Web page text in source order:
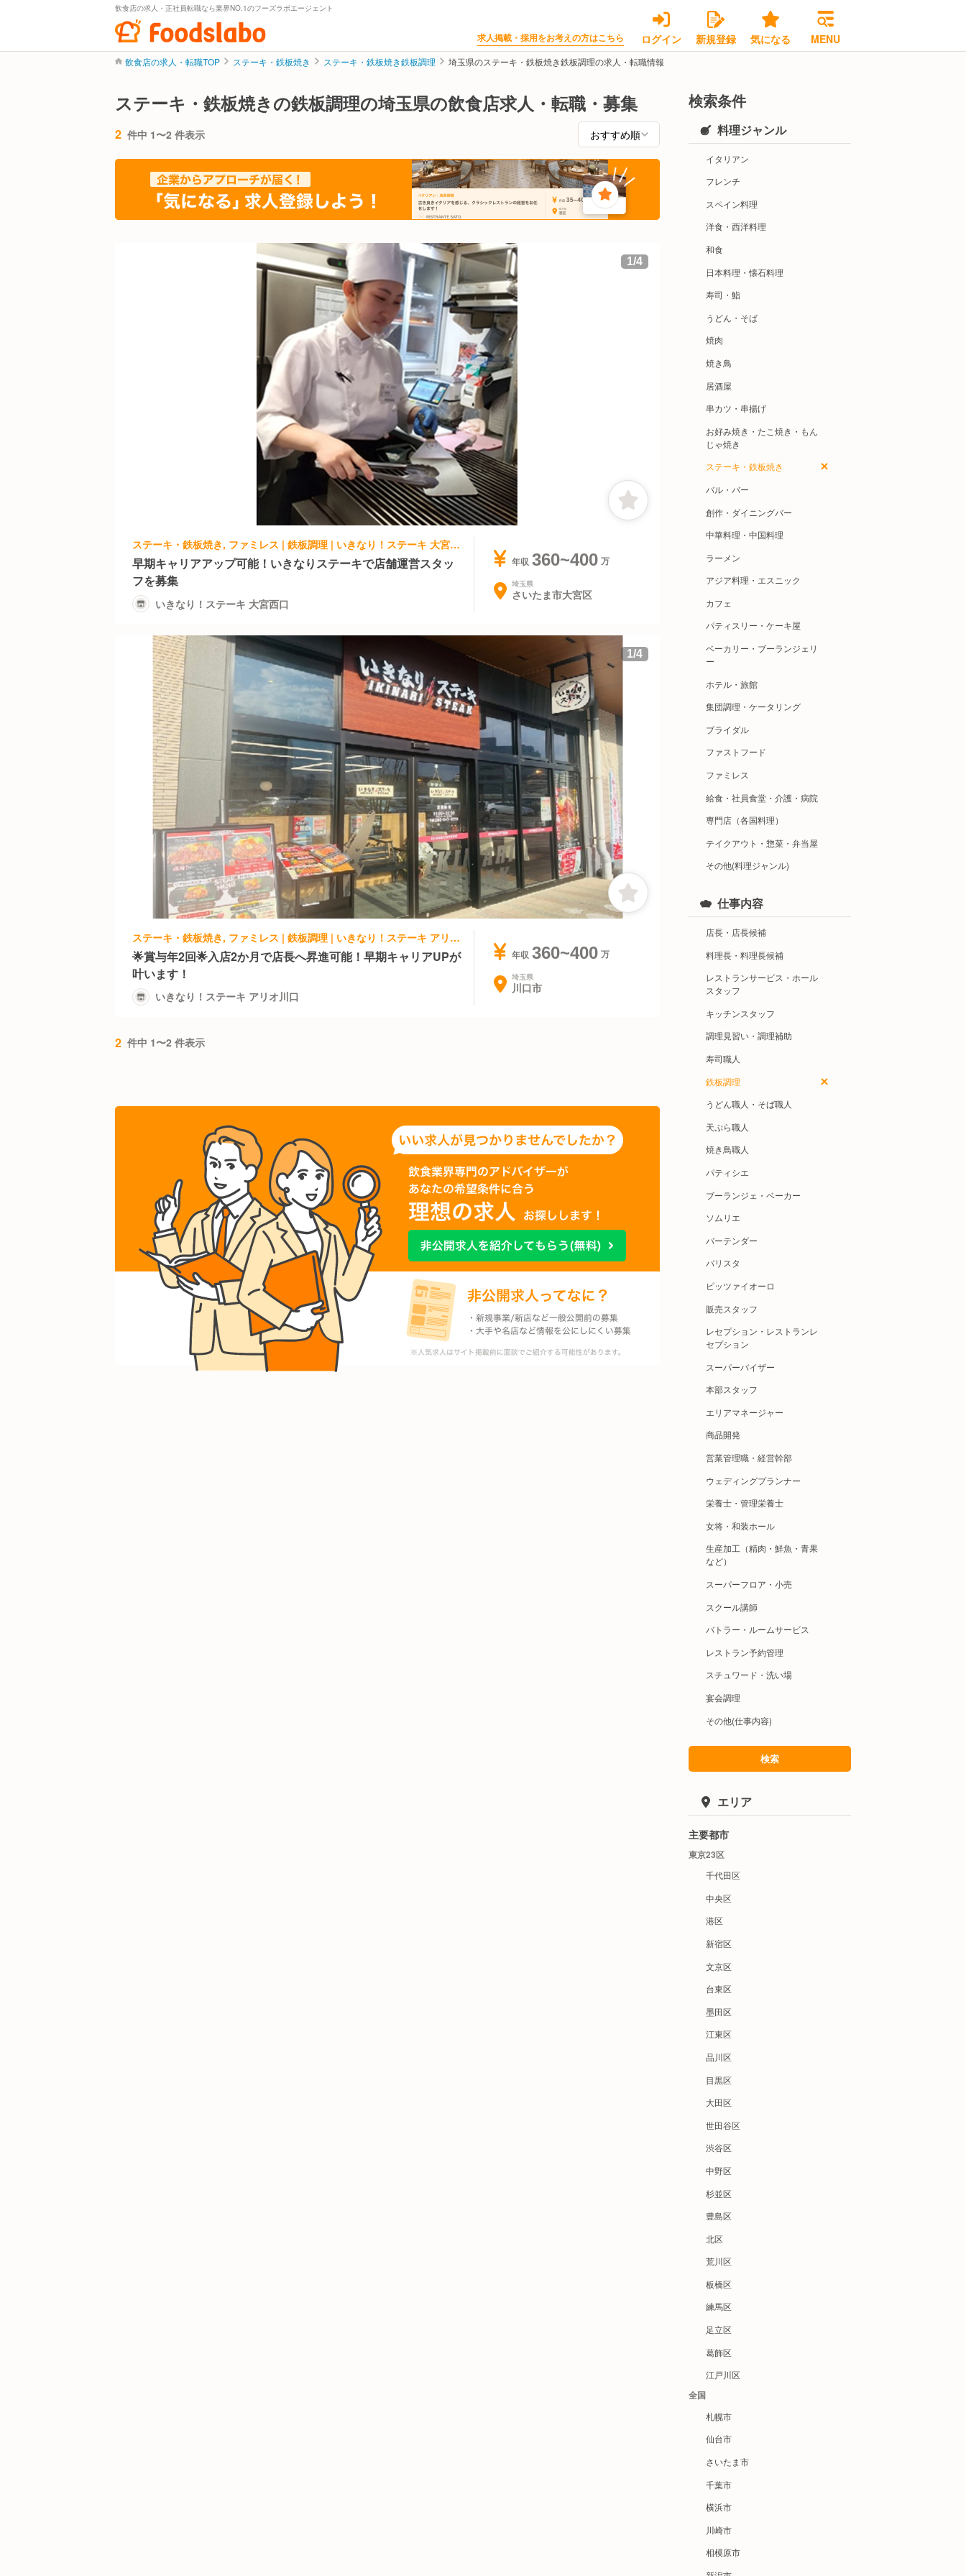
飲食店の求人・正社員転職なら業界NO.1のフーズラボエージェント
求人掲載・採用をお考えの方はこちら ログイン 新規登録 気になる MENU
飲食店の求人・転職TOP ステーキ・鉄板焼き ステーキ・鉄板焼き鉄板調理 埼玉県のステーキ・鉄板焼き鉄板調理の求人・転職情報
ステーキ・鉄板焼きの鉄板調理の埼玉県の飲食店求人・転職・募集
2 件中 1〜2 件表示
1/4
ステーキ・鉄板焼き, ファミレス | 鉄板調理 | いきなり！ステーキ 大宮西口
早期キャリアアップ可能！いきなりステーキで店舗運営スタッ
フを募集
いきなり！ステーキ 大宮西口
年収 360~400
埼玉県
さいたま市大宮区
1/4
ステーキ・鉄板焼き, ファミレス | 鉄板調理 | いきなり！ステーキ アリオ川口
🌟賞与年2回🌟入店2か月で店長へ昇進可能！早期キャリアUPが
叶います！
いきなり！ステーキ アリオ川口
年収 360~400
埼玉県
川口市
2 件中 1〜2 件表示
検索条件
料理ジャンル
イタリアン
フレンチ
スペイン料理
洋食・西洋料理
和食
日本料理・懐石料理
寿司・鮨
うどん・そば
焼肉
焼き鳥
居酒屋
串カツ・串揚げ
お好み焼き・たこ焼き・もん
じゃ焼き
ステーキ・鉄板焼き
バル・バー
創作・ダイニングバー
中華料理・中国料理
ラーメン
アジア料理・エスニック
カフェ
パティスリー・ケーキ屋
ベーカリー・ブーランジェリ
ー
ホテル・旅館
集団調理・ケータリング
ブライダル
ファストフード
ファミレス
給食・社員食堂・介護・病院
専門店（各国料理）
テイクアウト・惣菜・弁当屋
その他(料理ジャンル)
仕事内容
店長・店長候補
料理長・料理長候補
レストランサービス・ホール
スタッフ
キッチンスタッフ
調理見習い・調理補助
寿司職人
鉄板調理
うどん職人・そば職人
天ぷら職人
焼き鳥職人
パティシエ
ブーランジェ・ベーカー
ソムリエ
バーテンダー
バリスタ
ピッツァイオーロ
販売スタッフ
レセプション・レストランレ
セプション
スーパーバイザー
本部スタッフ
エリアマネージャー
商品開発
営業管理職・経営幹部
ウェディングプランナー
栄養士・管理栄養士
女将・和装ホール
生産加工（精肉・鮮魚・青果
など）
スーパーフロア・小売
スクール講師
バトラー・ルームサービス
レストラン予約管理
スチュワード・洗い場
宴会調理
その他(仕事内容)
検索
エリア
主要都市
東京23区
千代田区
中央区
港区
新宿区
文京区
台東区
墨田区
江東区
品川区
目黒区
大田区
世田谷区
渋谷区
中野区
杉並区
豊島区
北区
荒川区
板橋区
練馬区
足立区
葛飾区
江戸川区
全国
札幌市
仙台市
さいたま市
千葉市
横浜市
川崎市
相模原市